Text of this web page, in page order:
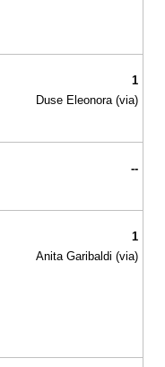
1
Duse Eleonora (via)
--
1
Anita Garibaldi (via)